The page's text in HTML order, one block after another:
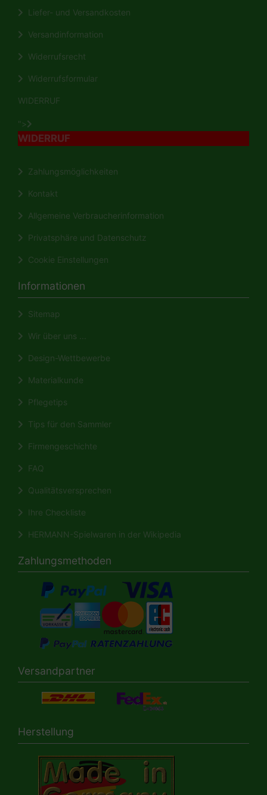
Liefer- und Versandkosten
Versandinformation
Widerrufsrecht
Widerrufsformular
WIDERRUF
">
WIDERRUF
Zahlungsmöglichkeiten
Kontakt
Allgemeine Verbraucherinformation
Privatsphäre und Datenschutz
Cookie Einstellungen
Informationen
Sitemap
Wir über uns ...
Design-Wettbewerbe
Materialkunde
Pflegetips
Tips für den Sammler
Firmengeschichte
FAQ
Qualitätsversprechen
Ihre Checkliste
HERMANN-Spielwaren in der Wikipedia
Zahlungsmethoden
Versandpartner
Herstellung